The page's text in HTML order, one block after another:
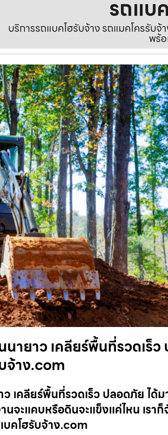
รถแบ
บริการรถแบคโฮรับจ้าง รถแมคโครรับ
พร้
ายาว เคลียร์พื้นที่รวดเร็
จ้าง.com
เคลียร์พื้นที่รวดเร็ว ปลอดภัย ได้
จะแคบหรือดินจะแข็งแค่ไหน เรา
คโฮรับจ้าง.com